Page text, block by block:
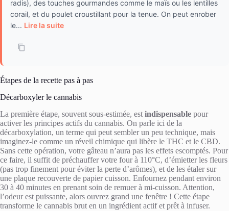
radis), des touches gourmandes comme le maïs ou les lentilles
corail, et du poulet croustillant pour la tenue. On peut enrober
le... Lire la suite
Étapes de la recette pas à pas
Décarboxyler le cannabis
La première étape, souvent sous-estimée, est indispensable pour
activer les principes actifs du cannabis. On parle ici de la
décarboxylation, un terme qui peut sembler un peu technique, mais
imaginez-le comme un réveil chimique qui libère le THC et le CBD.
Sans cette opération, votre gâteau n’aura pas les effets escomptés. Pour
ce faire, il suffit de préchauffer votre four à 110°C, d’émietter les fleurs
(pas trop finement pour éviter la perte d’arômes), et de les étaler sur
une plaque recouverte de papier cuisson. Enfournez pendant environ
30 à 40 minutes en prenant soin de remuer à mi-cuisson. Attention,
l’odeur est puissante, alors ouvrez grand une fenêtre ! Cette étape
transforme le cannabis brut en un ingrédient actif et prêt à infuser.